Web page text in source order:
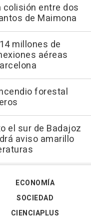
colisión entre dos
de Maimona
millones de
aéreas
forestal
el sur de Badajoz
aviso amarillo
ECONOMÍA
SOCIEDAD
CIENCIAPLUS